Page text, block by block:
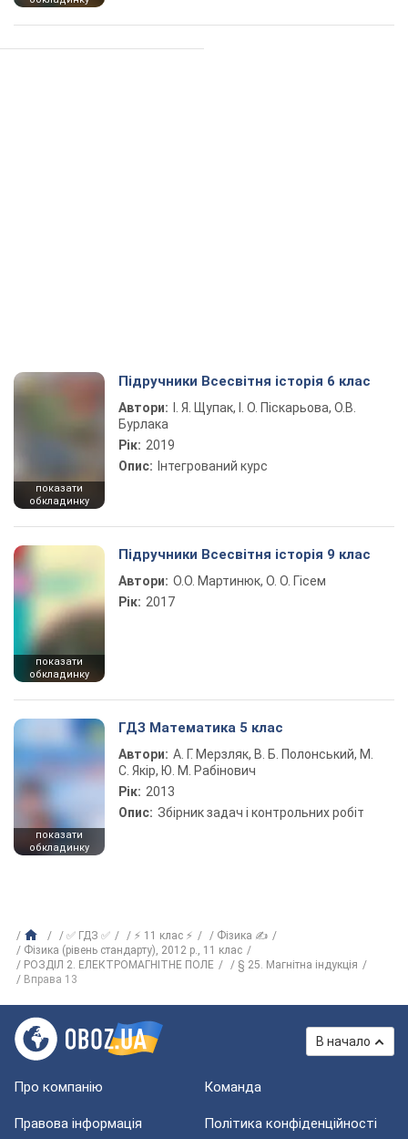
показати
обкладинку
Підручники Всесвітня історія 6 клас
Автори:
І. Я. Щупак, І. О. Піскарьова, О.В.
Бурлака
Рік: 2019
Опис: Інтегрований курс
показати
обкладинку
Підручники Всесвітня історія 9 клас
Автори: О.О. Мартинюк, О. О. Гісем
Рік: 2017
показати
обкладинку
ГДЗ Математика 5 клас
Автори: А. Г. Мерзляк, В. Б. Полонський, М.
С. Якір, Ю. М. Рабінович
Рік: 2013
Опис: Збірник задач і контрольних робіт
✅ ГДЗ ✅ ⚡ 11 клас ⚡
Фізика ✍
Фізика (рівень стандарту), 2012 р., 11 клас
РОЗДІЛ 2. ЕЛЕКТРОМАГНІТНЕ ПОЛЕ
§ 25. Магнітна індукція
Вправа 13
В начало
Про компанію Команда
Правова інформація Політика конфіденційності